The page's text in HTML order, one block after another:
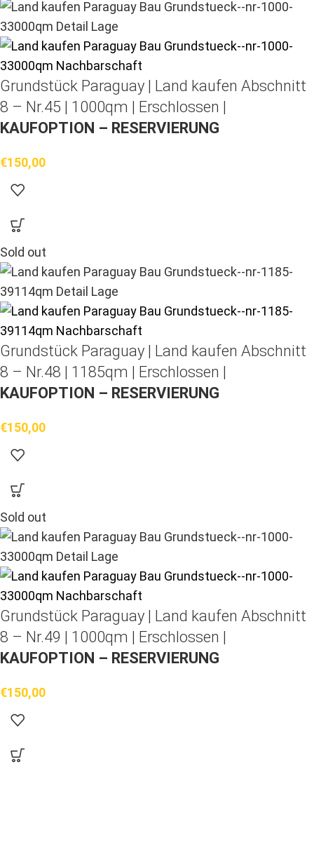
Grundstück Paraguay | Land kaufen Abschnitt
8 – Nr.45 | 1000qm | Erschlossen |
KAUFOPTION – RESERVIERUNG
€150,00
Sold out
Grundstück Paraguay | Land kaufen Abschnitt
8 – Nr.48 | 1185qm | Erschlossen |
KAUFOPTION – RESERVIERUNG
€150,00
Sold out
Grundstück Paraguay | Land kaufen Abschnitt
8 – Nr.49 | 1000qm | Erschlossen |
KAUFOPTION – RESERVIERUNG
€150,00